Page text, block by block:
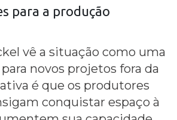
para a produção
vê a situação como uma
novos projetos fora da
é que os produtores
conquistar espaço à